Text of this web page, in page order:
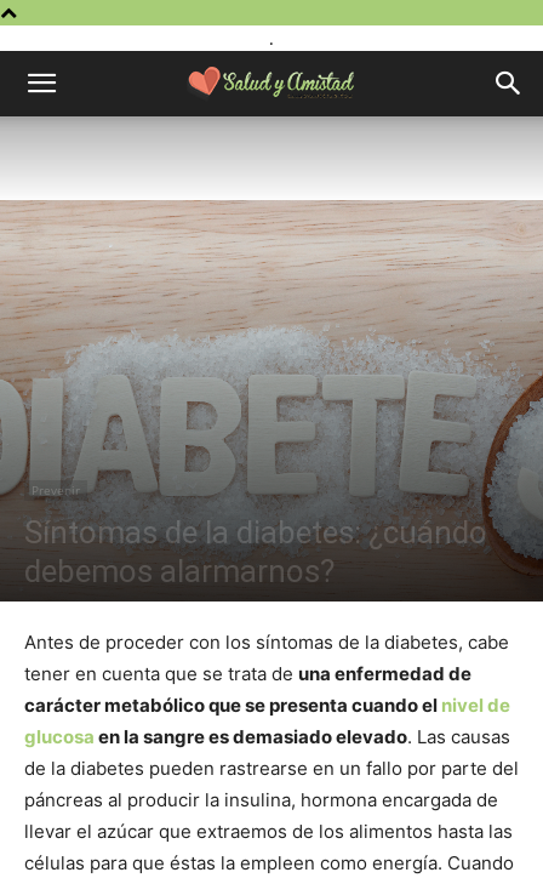
.
Prevenir
Síntomas de la diabetes: ¿cuándo
debemos alarmarnos?
Antes de proceder con los síntomas de la diabetes, cabe
tener en cuenta que se trata de una enfermedad de
carácter metabólico que se presenta cuando el nivel de
glucosa en la sangre es demasiado elevado. Las causas
de la diabetes pueden rastrearse en un fallo por parte del
páncreas al producir la insulina, hormona encargada de
llevar el azúcar que extraemos de los alimentos hasta las
células para que éstas la empleen como energía. Cuando